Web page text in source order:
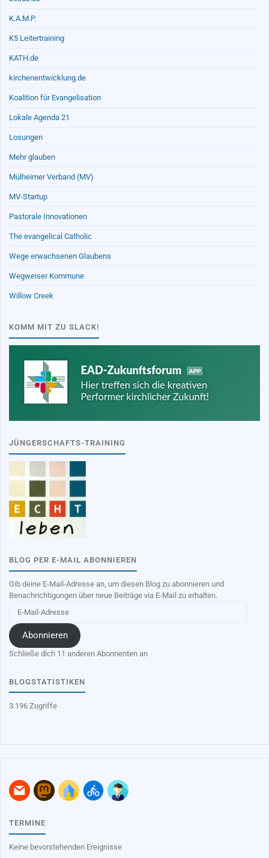
K.A.M.P.
K5 Leitertraining
KATH.de
kirchenentwicklung.de
Koalition für Evangelisation
Lokale Agenda 21
Losungen
Mehr glauben
Mülheimer Verband (MV)
MV-Startup
Pastorale Innovationen
The evangelical Catholic
Wege erwachsenen Glaubens
Wegweiser Kommune
Willow Creek
KOMM MIT ZU SLACK!
JÜNGERSCHAFTS-TRAINING
BLOG PER E-MAIL ABONNIEREN
Gib deine E-Mail-Adresse an, um diesen Blog zu abonnieren und
Benachrichtigungen über neue Beiträge via E-Mail zu erhalten.
Mail-
Adresse
Abonnieren
Schließe dich 11 anderen Abonnenten an
BLOGSTATISTIKEN
3.196 Zugriffe
TERMINE
Keine bevorstehenden Ereignisse